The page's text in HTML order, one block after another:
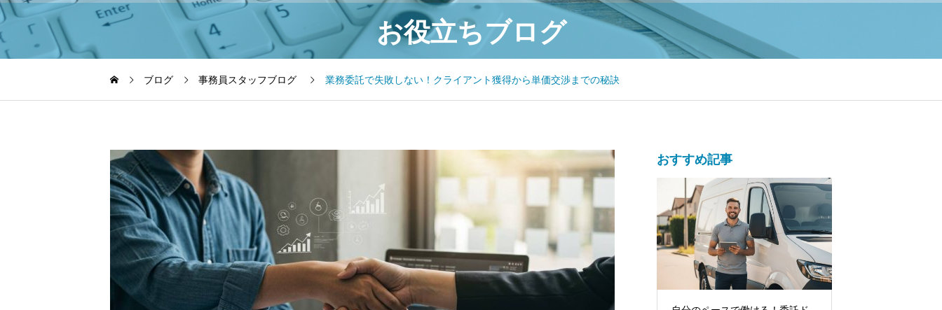
代走業務 – 人手不
足を解決するプロ
フェッショナルサ
せ殺到のため只今
新規受付ストップ
緊急・チャーター
便 – 24時間365日
対応
セカンドキャリア
の特徴その３ 全
力で夢を応援する
へ。それが仕事へ
の姿勢へ。
イベント企画会
社・マネージャー
イベント当日の機
守！信頼できるス
ポット配送でスム
飲食店・レストラ
ンオーナー 急な食
材不足でも安心！
送でレストラン経
営をサポート
建設会社・資材管
理責任者 重機部品
の配送も安心！建
な稼働を支える物
流サポート
い配送サービス
自家用車で始めら
れる？太田市での
副業配送ドライバ
引退後すぐに準備
したい！スポーツ
選手のためのセカ
2026年最新版！ア
スリートのセカン
ドキャリアに向け
お役立ちブログ
ブログ 事務員スタッフブログ 業務委託で失敗しない！クライアント獲得から単価交渉までの秘訣
おすすめ記事